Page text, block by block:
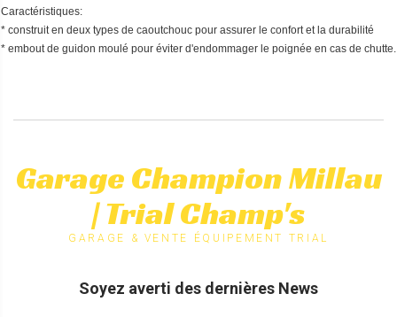
Caractéristiques:
* construit en deux types de caoutchouc pour assurer le confort et la durabilité
* embout de guidon moulé pour éviter d'endommager le poignée en cas de chutte.
Garage Champion Millau
| Trial Champ's
GARAGE & VENTE ÉQUIPEMENT TRIAL
Soyez averti des dernières News